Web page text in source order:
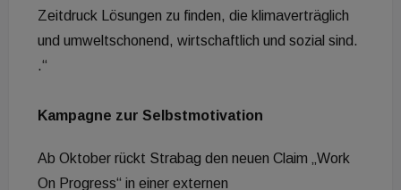
Zeitdruck Lösungen zu finden, die klimaverträglich
und umweltschonend, wirtschaftlich und sozial sind.
.“
Kampagne zur Selbstmotivation
Ab Oktober rückt Strabag den neuen Claim „Work
On Progress“ in einer externen